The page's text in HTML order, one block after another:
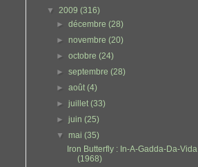
▼ 2009 (316)
►décembre(28)
►novembre(20)
►octobre(24)
►septembre(28)
►août(4)
►juillet(33)
►juin(25)
▼mai(35)
Iron Butterfly : In-A-Gadda-Da-Vida
(1968)